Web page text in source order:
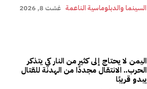
السينما والدبلوماسية الناعمة غشت 8, 2026
اليمن لا يحتاج إلى كثير من النار كي يتذكر
الحرب.. الانتقال مجددًا من الهدنة للقتال
يبدو قريبًا